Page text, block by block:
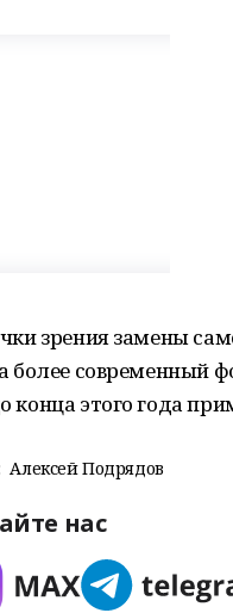
зрения замены
более современный
конца этого года
Алексей Подрядов
нас